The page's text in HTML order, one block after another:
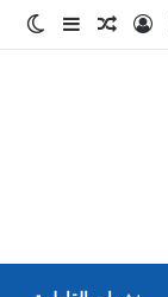
تسجيل الدخول
مقالإضافة